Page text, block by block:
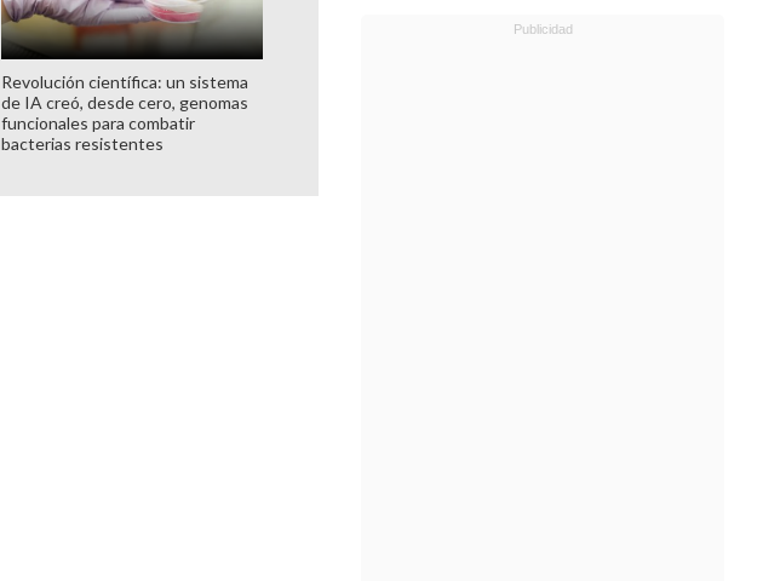
Revolución científica: un sistema
de IA creó, desde cero, genomas
funcionales para combatir
bacterias resistentes